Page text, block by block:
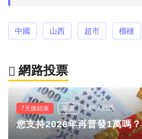
中國 山西 超市 榴槤
網路投票
7天後結束 單選 3.8K人已投
您支持2026年再普發1萬嗎？